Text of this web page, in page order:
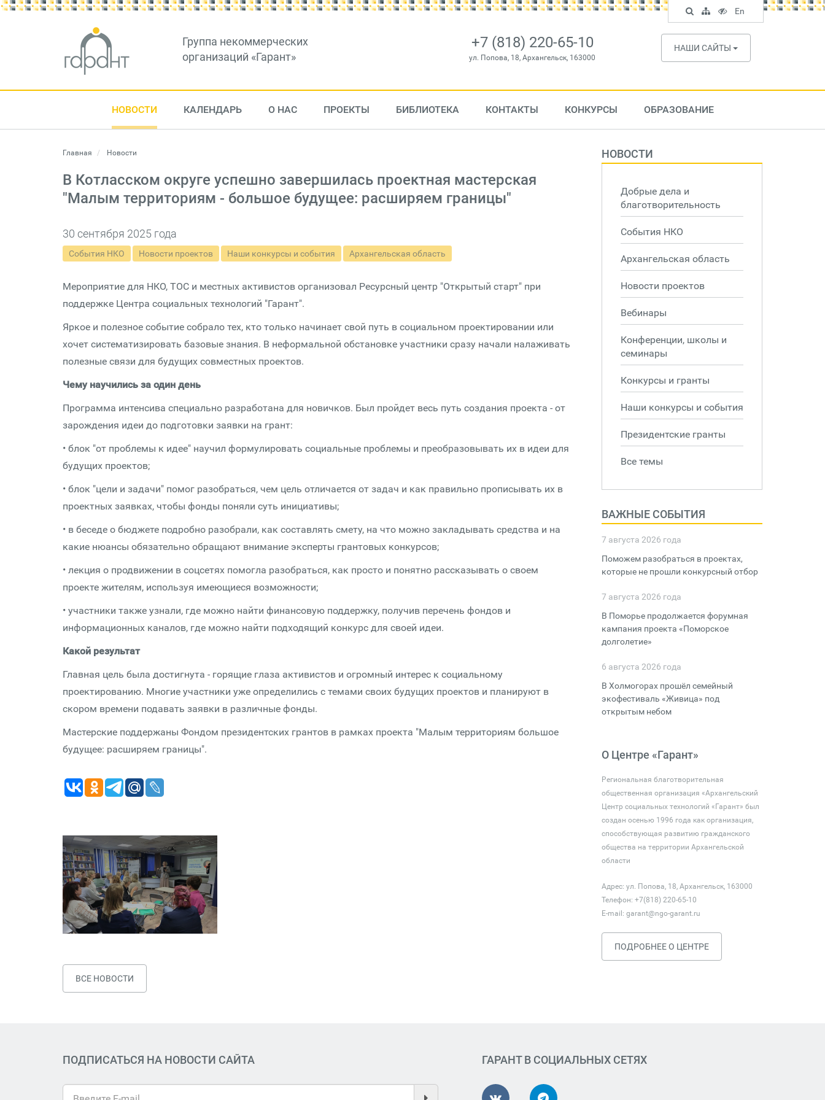
Группа некоммерческих
организаций «Гарант»
+7 (818) 220-65-10
ул. Попова, 18, Архангельск, 163000
НАШИ САЙТЫ
НОВОСТИ КАЛЕНДАРЬ О НАС ПРОЕКТЫ БИБЛИОТЕКА КОНТАКТЫ КОНКУРСЫ ОБРАЗОВАНИЕ
Главная Новости
В Котласском округе успешно завершилась проектная мастерская
"Малым территориям - большое будущее: расширяем границы"
30 сентября 2025 года
События НКО Новости проектов Наши конкурсы и события Архангельская область
Мероприятие для НКО, ТОС и местных активистов организовал Ресурсный центр "Открытый старт" при
поддержке Центра социальных технологий "Гарант".
Яркое и полезное событие собрало тех, кто только начинает свой путь в социальном проектировании или
хочет систематизировать базовые знания. В неформальной обстановке участники сразу начали налаживать
полезные связи для будущих совместных проектов.
Чему научились за один день
Программа интенсива специально разработана для новичков. Был пройдет весь путь создания проекта - от
зарождения идеи до подготовки заявки на грант:
• блок "от проблемы к идее" научил формулировать социальные проблемы и преобразовывать их в идеи для
будущих проектов;
• блок "цели и задачи" помог разобраться, чем цель отличается от задач и как правильно прописывать их в
проектных заявках, чтобы фонды поняли суть инициативы;
• в беседе о бюджете подробно разобрали, как составлять смету, на что можно закладывать средства и на
какие нюансы обязательно обращают внимание эксперты грантовых конкурсов;
• лекция о продвижении в соцсетях помогла разобраться, как просто и понятно рассказывать о своем
проекте жителям, используя имеющиеся возможности;
• участники также узнали, где можно найти финансовую поддержку, получив перечень фондов и
информационных каналов, где можно найти подходящий конкурс для своей идеи.
Какой результат
Главная цель была достигнута - горящие глаза активистов и огромный интерес к социальному
проектированию. Многие участники уже определились с темами своих будущих проектов и планируют в
скором времени подавать заявки в различные фонды.
Мастерские поддержаны Фондом президентских грантов в рамках проекта "Малым территориям большое
будущее: расширяем границы".
ВСЕ НОВОСТИ
НОВОСТИ
Добрые дела и
благотворительность
События НКО
Архангельская область
Новости проектов
Вебинары
Конференции, школы и
семинары
Конкурсы и гранты
Наши конкурсы и события
Президентские гранты
Все темы
ВАЖНЫЕ СОБЫТИЯ
7 августа 2026 года
Поможем разобраться в проектах,
которые не прошли конкурсный отбор
7 августа 2026 года
В Поморье продолжается форумная
кампания проекта «Поморское
долголетие»
6 августа 2026 года
В Холмогорах прошёл семейный
экофестиваль «Живица» под
открытым небом
О Центре «Гарант»
Региональная благотворительная
общественная организация «Архангельский
Центр социальных технологий «Гарант» был
создан осенью 1996 года как организация,
способствующая развитию гражданского
общества на территории Архангельской
области
Адрес: ул. Попова, 18, Архангельск, 163000
Телефон: +7(818) 220-65-10
E-mail: garant@ngo-garant.ru
ПОДРОБНЕЕ О ЦЕНТРЕ
ПОДПИСАТЬСЯ НА НОВОСТИ САЙТА ГАРАНТ В СОЦИАЛЬНЫХ СЕТЯХ
Поиск
по
сайту
Карта
сайта
Версия
для
слабовидящих
En
English